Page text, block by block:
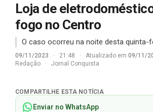
Loja de
fogo no Centro
O caso ocorreu na noite desta quinta-
09/11/2023 · 21:48 · Atualizado em 09/11/
Redação
· Jornal Conquista
COMPARTILHE ESTA NOTÍCIA
Enviar no WhatsApp